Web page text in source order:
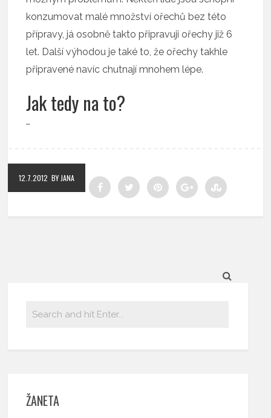
konzumovat malé množství ořechů bez této
přípravy, já osobně takto připravuji ořechy již 6
let. Další výhodou je také to, že ořechy takhle
připravené navíc chutnají mnohem lépe.
Jak tedy na to?
…
12.7.2012 BY JANA
ŽANETA